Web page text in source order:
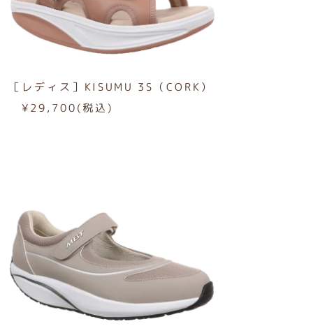
［レディス］KISUMU 3S（CORK）
¥29,700(税込)